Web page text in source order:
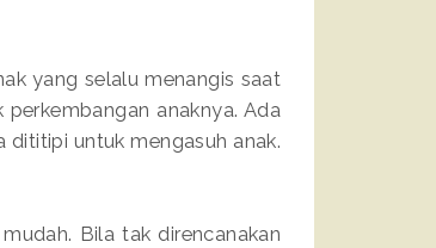
yang selalu menangis saat
anaknya. Ada
untuk mengasuh anak.
Bila tak direncanakan